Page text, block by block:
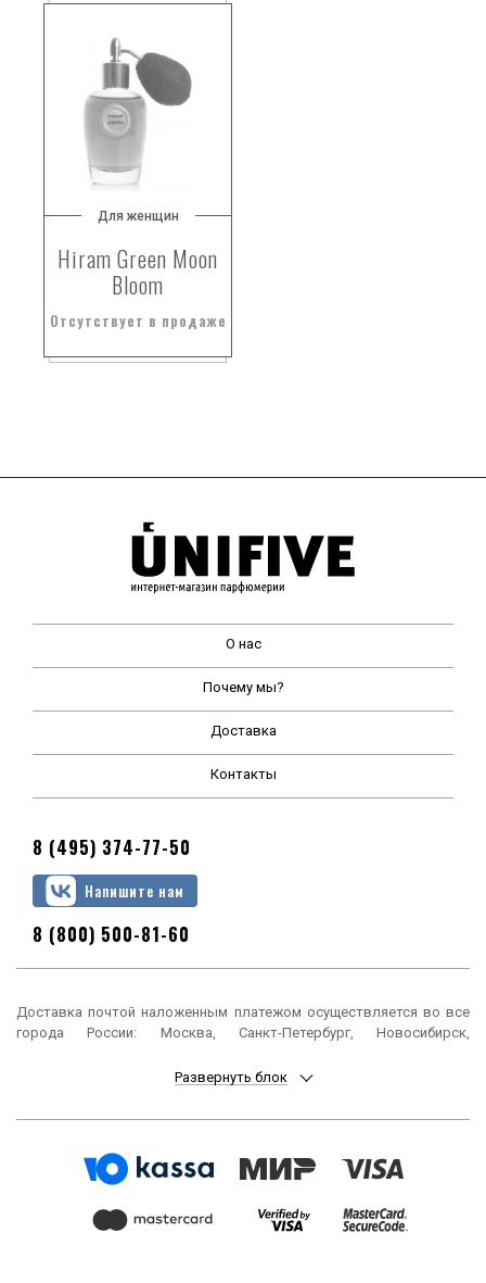
Для женщин
Hiram Green Moon
Bloom
Отсутствует в продаже
О нас
Почему мы?
Доставка
Контакты
8 (495) 374-77-50
Напишите нам
8 (800) 500-81-60
Доставка почтой наложенным платежом осуществляется во все
города России: Москва, Санкт-Петербург, Новосибирск,
Ростов-на-Дону, Уфа, Красноярск, Пермь, Воронеж, Волгоград,
Ульяновск, Иркутск, Хабаровск, Ярославль, Владивосток, Томск,
Челны, Пенза, Липецк, Киров, Чебоксары, Тула, Калининград,
Балашиха, Курск, Ставрополь, Улан-Удэ, Тверь, Магнитогорск,
Архангельск, Чита, Калуга, Симферополь, Смоленск, Волжский,
Развернуть блок